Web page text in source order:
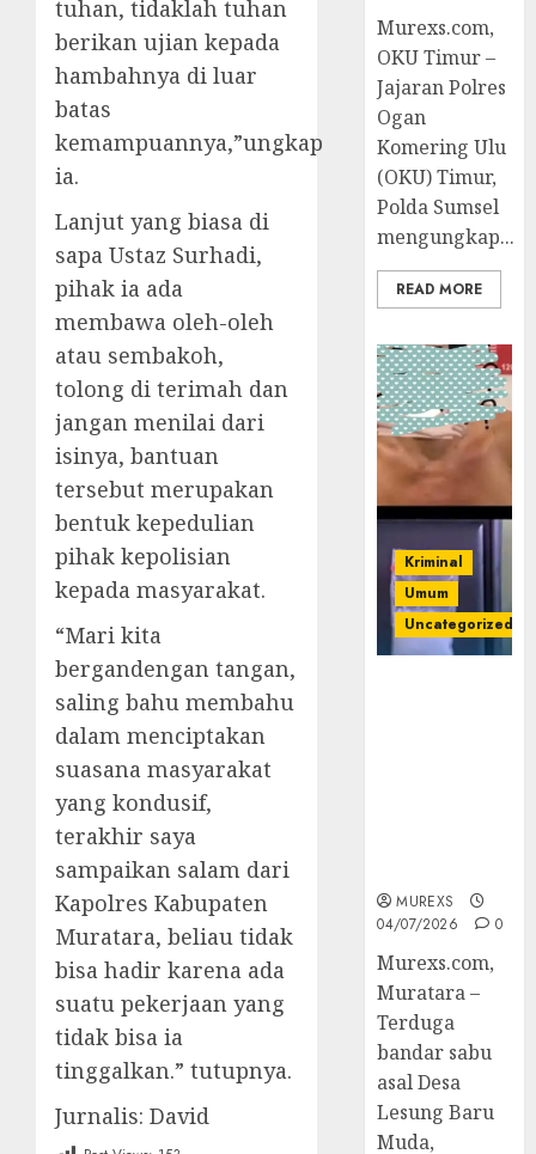
tuhan, tidaklah tuhan
berikan ujian kepada
hambahnya di luar
batas
kemampuannya,”ungkap
ia.
Lanjut yang biasa di
sapa Ustaz Surhadi,
pihak ia ada
membawa oleh-oleh
atau sembakoh,
tolong di terimah dan
jangan menilai dari
isinya, bantuan
tersebut merupakan
bentuk kepedulian
pihak kepolisian
kepada masyarakat.
“Mari kita
bergandengan tangan,
saling bahu membahu
dalam menciptakan
suasana masyarakat
yang kondusif,
terakhir saya
sampaikan salam dari
Kapolres Kabupaten
Muratara, beliau tidak
bisa hadir karena ada
suatu pekerjaan yang
tidak bisa ia
tinggalkan.” tutupnya.
Jurnalis: David
Murexs.com,
OKU Timur –
Jajaran Polres
Ogan
Komering Ulu
(OKU) Timur,
Polda Sumsel
mengungkap...
READ MORE
Kriminal
Umum
Uncategorized
MUREXS
04/07/2026
0
Murexs.com,
Muratara –
Terduga
bandar sabu
asal Desa
Lesung Baru
Muda,